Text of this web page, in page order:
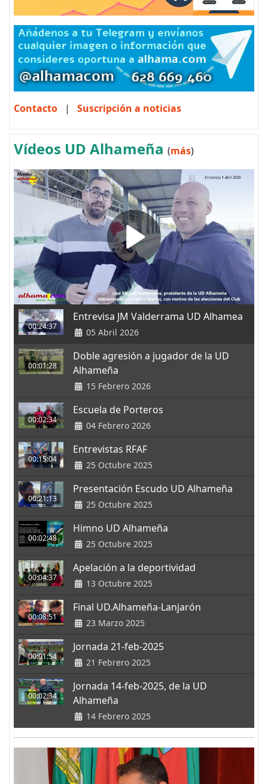
Contacto | Suscripción a noticias
Vídeos UD Alhameña (más)
00:24:37
Entrevisa JM Valderrama UD Alhamea
05 Abril 2026
00:01:28
Doble agresión a jugador de la UD
Alhameña
15 Febrero 2026
00:02:34
Escuela de Porteros
04 Febrero 2026
00:15:04
Entrevistas RFAF
25 Octubre 2025
00:21:13
Presentación Escudo UD Alhameña
25 Octubre 2025
00:02:48
Himno UD Alhameña
25 Octubre 2025
00:04:37
Apelación a la deportividad
13 Octubre 2025
00:08:51
Final UD.Alhameña-Lanjarón
23 Marzo 2025
00:01:54
Jornada 21-feb-2025
21 Febrero 2025
00:02:34
Jornada 14-feb-2025, de la UD
Alhameña
14 Febrero 2025